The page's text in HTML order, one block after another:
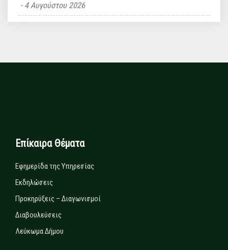
4 Αυγούστου 2026
Επίκαιρα Θέματα
Εφημερίδα της Υπηρεσίας
Εκδηλώσεις
Προκηρύξεις – Διαγωνισμοί
Διαβουλεύσεις
Λεύκωμα Δήμου